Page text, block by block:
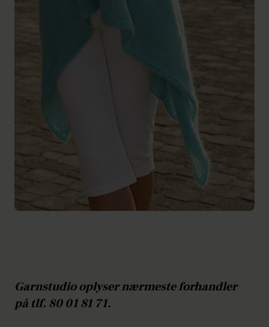
Garnstudio oplyser nærmeste forhandler
på tlf. 80 01 81 71.